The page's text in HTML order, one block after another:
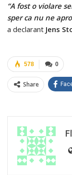
“A fost o violare
sper ca nu ne
a declarant Jens
0
578
Share